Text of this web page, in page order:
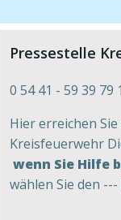
Pressestelle
0 54 41 - 59 39 79 1
Hier erreichen
wenn Sie Hilfe
wählen Sie den ---